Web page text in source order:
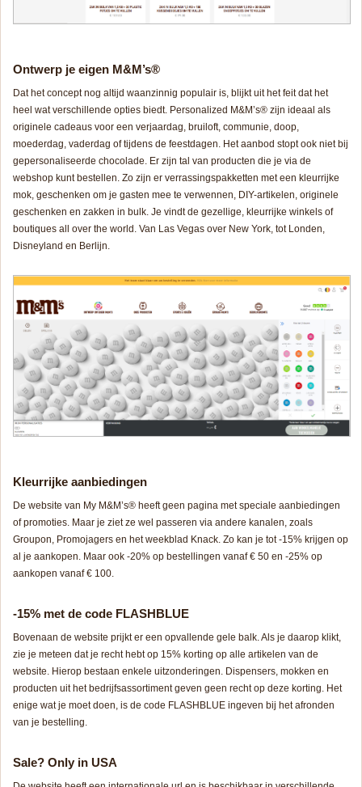
Ontwerp je eigen M&M’s®
Dat het concept nog altijd waanzinnig populair is, blijkt uit het feit dat het
heel wat verschillende opties biedt. Personalized M&M’s® zijn ideaal als
originele cadeaus voor een verjaardag, bruiloft, communie, doop,
moederdag, vaderdag of tijdens de feestdagen. Het aanbod stopt ook niet bij
gepersonaliseerde chocolade. Er zijn tal van producten die je via de
webshop kunt bestellen. Zo zijn er verrassingspakketten met een kleurrijke
mok, geschenken om je gasten mee te verwennen, DIY-artikelen, originele
geschenken en zakken in bulk. Je vindt de gezellige, kleurrijke winkels of
boutiques all over the world . Van Las Vegas over New York, tot Londen,
Disneyland en Berlijn.
Kleurrijke aanbiedingen
De website van My M&M’s® heeft geen pagina met speciale aanbiedingen
of promoties. Maar je ziet ze wel passeren via andere kanalen, zoals
Groupon, Promojagers en het weekblad Knack. Zo kan je tot -15% krijgen op
al je aankopen. Maar ook -20% op bestellingen vanaf € 50 en -25% op
aankopen vanaf € 100.
-15% met de code FLASHBLUE
Bovenaan de website prijkt er een opvallende gele balk. Als je daarop klikt,
zie je meteen dat je recht hebt op 15% korting op alle artikelen van de
website. Hierop bestaan enkele uitzonderingen. Dispensers, mokken en
producten uit het bedrijfsassortiment geven geen recht op deze korting. Het
enige wat je moet doen, is de code FLASHBLUE ingeven bij het afronden
van je bestelling.
Sale? Only in USA